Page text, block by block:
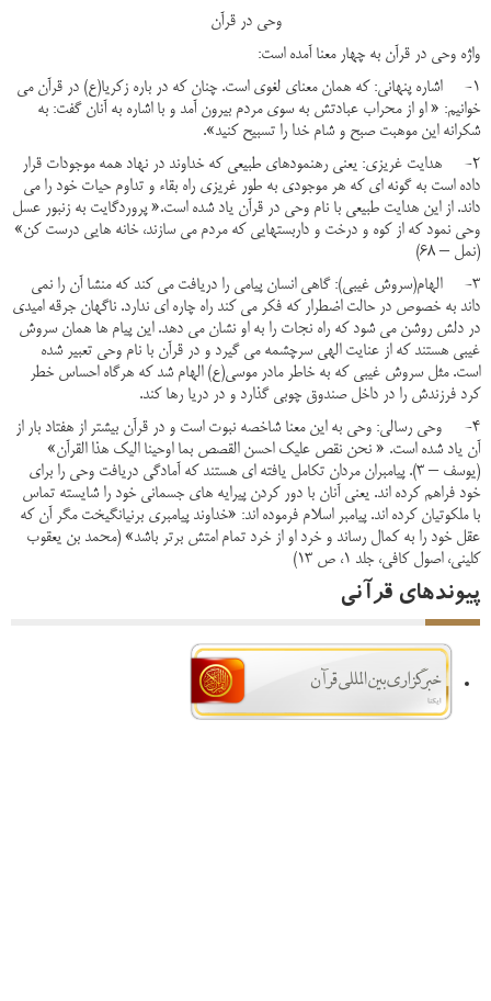
وحی در قرآن
واژه وحی در قرآن به چهار معنا آمده است:
1- اشاره پنهانی: که همان معنای لغوی است. چنان که در باره زکریا(ع) در قرآن می
خوانیم: « او از محراب عبادتش به سوی مردم بیرون آمد و با اشاره به آنان گفت: به
شکرانه این موهبت صبح و شام خدا را تسبیح کنید».
2- هدایت غریزی: یعنی رهنمودهای طبیعی که خداوند در نهاد همه موجودات قرار
داده است به گونه ای که هر موجودی به طور غریزی راه بقاء و تداوم حیات خود را می
داند. از این هدایت طبیعی با نام وحی در قرآن یاد شده است.« پروردگایت به زنبور عسل
وحی نمود که از کوه و درخت و داربستهایی که مردم می سازند، خانه هایی درست کن»
(نمل – 68)
3- الهام(سروش غیبی): گاهی انسان پیامی را دریافت می کند که منشا آن را نمی
داند به خصوص در حالت اضطرار که فکر می کند راه چاره ای ندارد. ناگهان جرقه امیدی
در دلش روشن می شود که راه نجات را به او نشان می دهد. این پیام ها همان سروش
غیبی هستند که از عنایت الهی سرچشمه می گیرد و در قرآن با نام وحی تعبیر شده
است. مثل سروش غیبی که به خاطر مادر موسی(ع) الهام شد که هرگاه احساس خطر
کرد فرزندش را در داخل صندوق چوبی گذارد و در دریا رها کند.
4- وحی رسالی: وحی به این معنا شاخصه نبوت است و در قرآن بیشتر از هفتاد بار از
آن یاد شده است. « نحن نقص علیک احسن القصص بما اوحینا الیک هذا القرآن»
(یوسف – 3). پیامبران مردان تکامل یافته ای هستند که آمادگی دریافت وحی را برای
خود فراهم کرده اند. یعنی آنان با دور کردن پیرایه های جسمانی خود را شایسته تماس
با ملکوتیان کرده اند. پیامبر اسلام فرموده اند: «خداوند پیامبری برنیانگیخت مگر آن که
عقل خود را به کمال رساند و خرد او از خرد تمام امتش برتر باشد» (محمد بن یعقوب
کلینی، اصول کافی، جلد 1، ص 13)
پیوندهای قرآنی